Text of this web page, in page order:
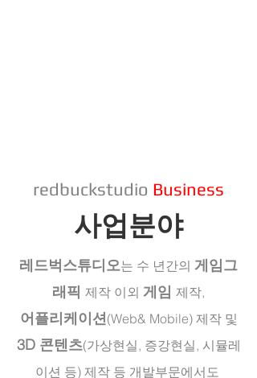
redbuckstudio Business
사업분야
레드벅스튜디오는 수 년간의 게임그
래픽 제작 이외 게임 제작,
어플리케이션(Web& Mobile) 제작 및
3D 콘텐츠(가상현실, 증강현실, 시뮬레
이션 등) 제작 등 개발부문에서도